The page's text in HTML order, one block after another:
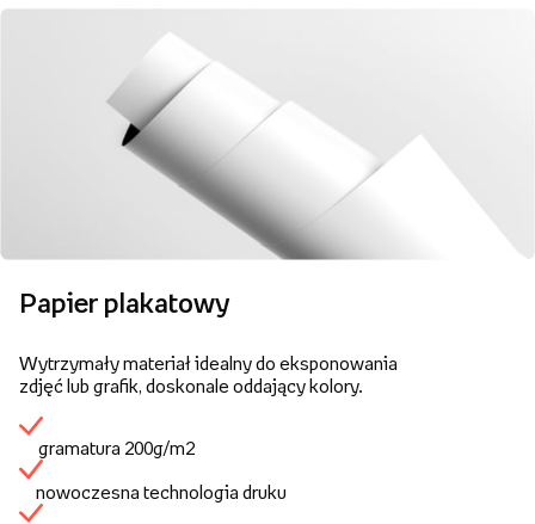
Papier plakatowy
Wytrzymały materiał idealny do eksponowania
zdjęć lub grafik, doskonale oddający kolory.
gramatura 200g/m2
nowoczesna technologia druku